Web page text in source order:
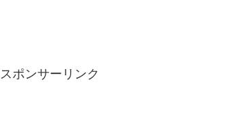
スポンサーリンク